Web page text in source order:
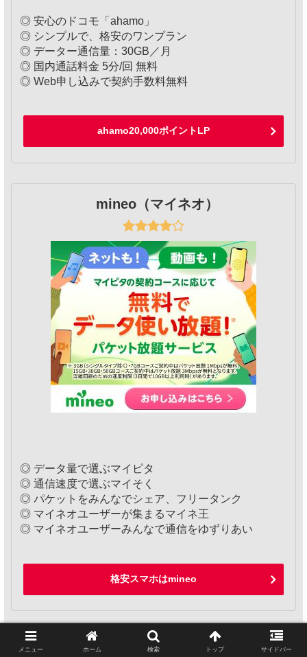
◎ 安心のドコモ「ahamo」
◎ シンプルで、格安のワンプラン
◎ データー通信量：30GB／月
◎ 国内通話料金 5分/回 無料
◎ Web申し込みで契約手数料無料
ahamo20,000ポイントLP
mineo（マイネオ）
◎ データ量で選ぶマイピタ
◎ 通信速度で選ぶマイそく
◎ パケットをみんなでシェア、フリータンク
◎ マイネオユーザーが集まるマイネ王
◎ マイネオユーザーみんなで通信をゆずりあい
格安スマホはmineo
LINEMO
メニュー ホーム 検索 トップ サイドバー